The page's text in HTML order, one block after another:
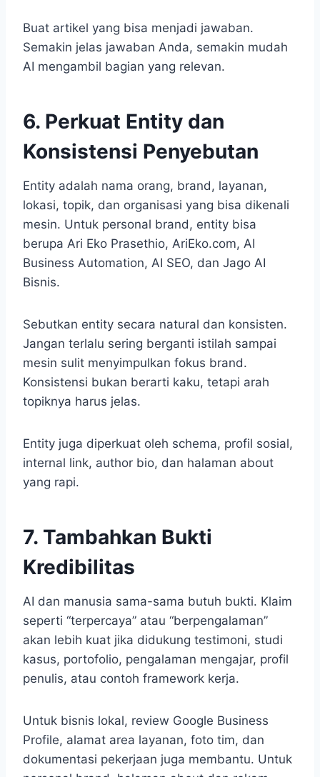
Buat artikel yang bisa menjadi jawaban.
Semakin jelas jawaban Anda, semakin mudah
AI mengambil bagian yang relevan.
6. Perkuat Entity dan
Konsistensi Penyebutan
Entity adalah nama orang, brand, layanan,
lokasi, topik, dan organisasi yang bisa dikenali
mesin. Untuk personal brand, entity bisa
berupa Ari Eko Prasethio, AriEko.com, AI
Business Automation, AI SEO, dan Jago AI
Bisnis.
Sebutkan entity secara natural dan konsisten.
Jangan terlalu sering berganti istilah sampai
mesin sulit menyimpulkan fokus brand.
Konsistensi bukan berarti kaku, tetapi arah
topiknya harus jelas.
Entity juga diperkuat oleh schema, profil sosial,
internal link, author bio, dan halaman about
yang rapi.
7. Tambahkan Bukti
Kredibilitas
AI dan manusia sama-sama butuh bukti. Klaim
seperti “terpercaya” atau “berpengalaman”
akan lebih kuat jika didukung testimoni, studi
kasus, portofolio, pengalaman mengajar, profil
penulis, atau contoh framework kerja.
Untuk bisnis lokal, review Google Business
Profile, alamat area layanan, foto tim, dan
dokumentasi pekerjaan juga membantu. Untuk